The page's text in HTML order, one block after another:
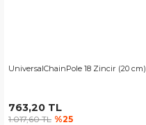
UniversalChainPole 18 Zincir (20 cm)
763,20 TL
1.017,60 TL %25